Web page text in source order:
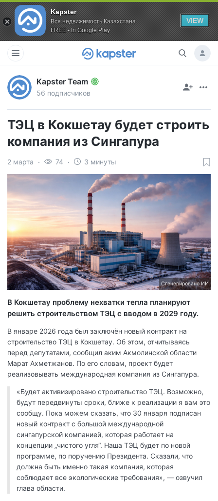
Kapster
Вся недвижимость Казахстана
FREE - In Google Play
VIEW
Kapster Team
56 подписчиков
ТЭЦ в Кокшетау будет строить
компания из Сингапура
2 марта 74 3 минуты
Сгенерировано ИИ
В Кокшетау проблему нехватки тепла планируют
решить строительством ТЭЦ с вводом в 2029 году.
В январе 2026 года был заключён новый контракт на
строительство ТЭЦ в Кокшетау. Об этом, отчитываясь
перед депутатами, сообщил аким Акмолинской области
Марат Ахметжанов. По его словам, проект будет
реализовывать международная компания из Сингапура.
«Будет активизировано строительство ТЭЦ. Возможно,
будут передвинуты сроки, ближе к реализации я вам это
сообщу. Пока можем сказать, что 30 января подписан
новый контракт с большой международной
сингапурской компанией, которая работает на
концепции „чистого угля“. Наша ТЭЦ будет по новой
программе, по поручению Президента. Сказали, что
должна быть именно такая компания, которая
соблюдает все экологические требования», — озвучил
глава области.